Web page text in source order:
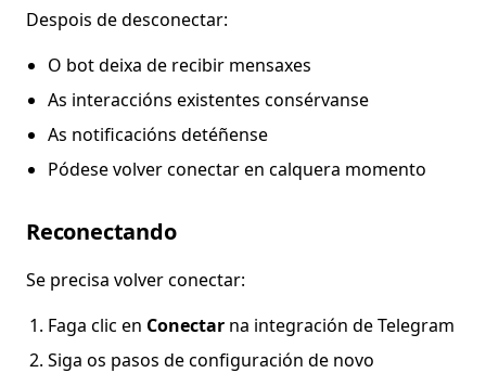
Despois de desconectar:
O bot deixa de recibir mensaxes
As interaccións existentes consérvanse
As notificacións detéñense
Pódese volver conectar en calquera momento
Reconectando
Se precisa volver conectar:
Faga clic en Conectar na integración de Telegram
Siga os pasos de configuración de novo